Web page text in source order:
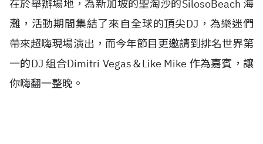
在於舉辦場地，為新加坡的聖淘沙的SilosoBeach 海
灘，活動期間集結了來自全球的頂尖DJ，為樂迷們
帶來超嗨現場演出，而今年節目更邀請到排名世界第
一的DJ 组合Dimitri Vegas＆Like Mike 作為嘉賓，讓
你嗨翻一整晚。